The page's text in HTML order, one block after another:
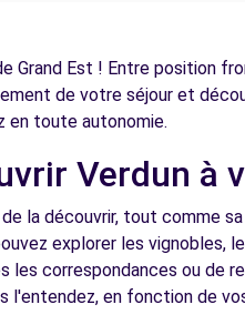
Grand Est ! Entre position
de votre séjour et
en toute autonomie.
Verdun à
la découvrir, tout comme
explorer les vignobles,
les correspondances ou de
en fonction de